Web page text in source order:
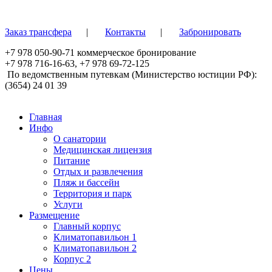
Заказ трансфера | Контакты |
Забронировать
+7 978 050-90-71 коммерческое бронирование
+7 978 716-16-63, +7 978 69-72-125
По ведомственным путевкам (Министерство юстиции РФ):
(3654) 24 01 39
Главная
Инфо
О санатории
Медицинская лицензия
Питание
Отдых и развлечения
Пляж и бассейн
Территория и парк
Услуги
Размещение
Главный корпус
Климатопавильон 1
Климатопавильон 2
Корпус 2
Цены